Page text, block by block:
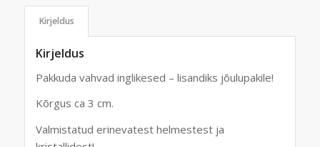
Kirjeldus
Kirjeldus
Pakkuda vahvad inglikesed – lisandiks jõulupakile!
Kõrgus ca 3 cm.
Valmistatud erinevatest helmestest ja